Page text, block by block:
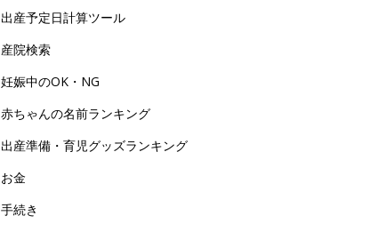
出産予定日計算ツール
産院検索
妊娠中のOK・NG
赤ちゃんの名前ランキング
出産準備・育児グッズランキング
お金
手続き